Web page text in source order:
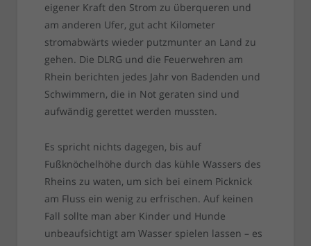
eigener Kraft den Strom zu überqueren und
am anderen Ufer, gut acht Kilometer
stromabwärts wieder putzmunter an Land zu
gehen. Die DLRG und die Feuerwehren am
Rhein berichten jedes Jahr von Badenden und
Schwimmern, die in Not geraten sind und
aufwändig gerettet werden mussten.
Es spricht nichts dagegen, bis auf
Fußknöchelhöhe durch das kühle Wassers des
Rheins zu waten, um sich bei einem Picknick
am Fluss ein wenig zu erfrischen. Auf keinen
Fall sollte man aber Kinder und Hunde
unbeaufsichtigt am Wasser spielen lassen – es